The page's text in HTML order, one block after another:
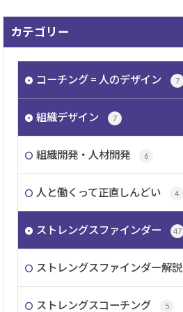
カテゴリー
コーチング = 人のデザイン 7
組織デザイン 7
組織開発・人材開発 6
人と働くって正直しんどい 4
ストレングスファインダー 47
ストレングスファインダー解説
ストレングスコーチング 5